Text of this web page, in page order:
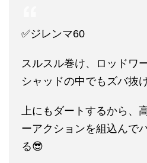
✅ジレンマ60
スルスル巻け、ロッドワ
シャッドの中でもズバ抜
上にもダートするから、
ーアクションを組込んで
る😎